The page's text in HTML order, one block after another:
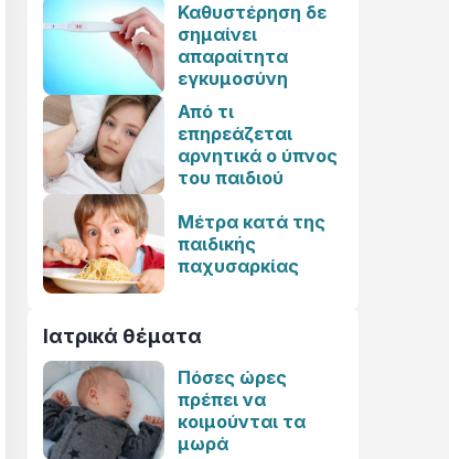
Καθυστέρηση δε
σημαίνει
απαραίτητα
εγκυμοσύνη
Από τι
επηρεάζεται
αρνητικά ο ύπνος
του παιδιού
Μέτρα κατά της
παιδικής
παχυσαρκίας
Ιατρικά θέματα
Πόσες ώρες
πρέπει να
κοιμούνται τα
μωρά